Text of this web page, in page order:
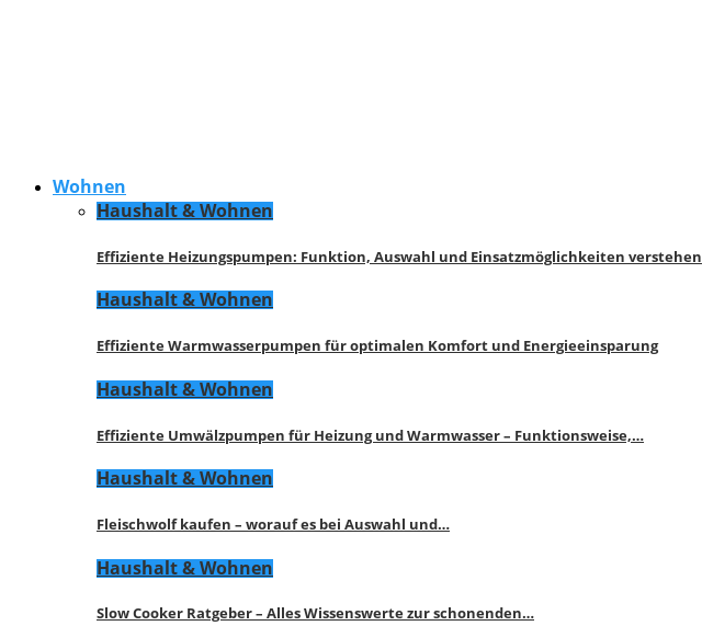
Wohnen
Haushalt & Wohnen
Effiziente Heizungspumpen: Funktion, Auswahl und Einsatzmöglichkeiten verstehen
Haushalt & Wohnen
Effiziente Warmwasserpumpen für optimalen Komfort und Energieeinsparung
Haushalt & Wohnen
Effiziente Umwälzpumpen für Heizung und Warmwasser – Funktionsweise,…
Haushalt & Wohnen
Fleischwolf kaufen – worauf es bei Auswahl und…
Haushalt & Wohnen
Slow Cooker Ratgeber – Alles Wissenswerte zur schonenden…